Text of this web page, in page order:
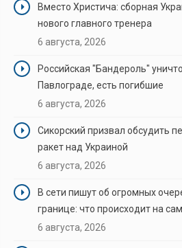
Вместо Христича: сборная
нового главного тренера
6 августа, 2026
Российская "Бандероль"
Павлограде, есть погибшие
6 августа, 2026
Сикорский призвал обсудить
ракет над Украиной
6 августа, 2026
В сети пишут об огромных
границе: что происходит на
6 августа, 2026